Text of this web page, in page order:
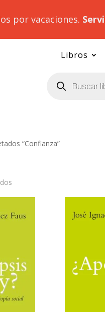
por vacaciones.
Libros
productos
“Confianza”